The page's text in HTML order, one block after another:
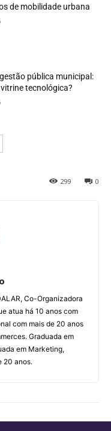
de mobilidade urbana
pública municipal:
tecnológica?
0
299
Co-Organizadora
atua há 10 anos com
com mais de 20 anos
Graduada em
em Marketing,
20 anos.